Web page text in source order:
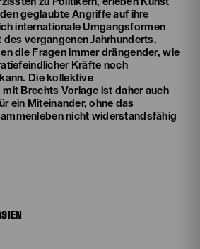
geglaubte Angriffe auf ihre
internationale Umgangsformen
des vergangenen Jahrhunderts.
die Fragen immer drängender, wie
Kräfte noch
Die kollektive
Brechts Vorlage ist daher auch
ein Miteinander, ohne das
nicht widerstandsfähig